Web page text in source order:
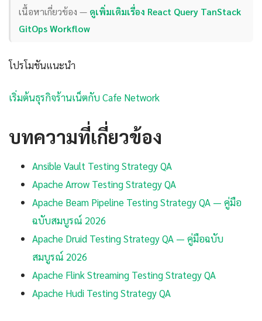
เนื้อหาเกี่ยวข้อง — ดูเพิ่มเติมเรื่อง React Query TanStack
GitOps Workflow
โปรโมชันแนะนำ
เริ่มต้นธุรกิจร้านเน็ตกับ Cafe Network
บทความที่เกี่ยวข้อง
Ansible Vault Testing Strategy QA
Apache Arrow Testing Strategy QA
Apache Beam Pipeline Testing Strategy QA — คู่มือ
ฉบับสมบูรณ์ 2026
Apache Druid Testing Strategy QA — คู่มือฉบับ
สมบูรณ์ 2026
Apache Flink Streaming Testing Strategy QA
Apache Hudi Testing Strategy QA